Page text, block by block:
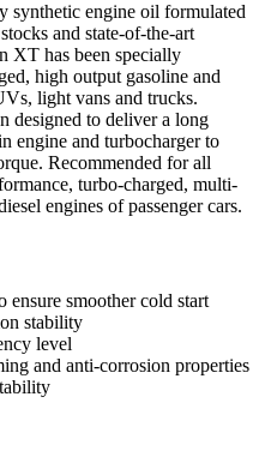
synthetic engine oil formulated
and state-of-the-art
XT has been specially
high output gasoline and
light vans and trucks.
designed to deliver a long
engine and turbocharger to
Recommended for all
turbo-charged, multi-
engines of passenger cars.
ensure smoother cold start
stability
level
and anti-corrosion properties